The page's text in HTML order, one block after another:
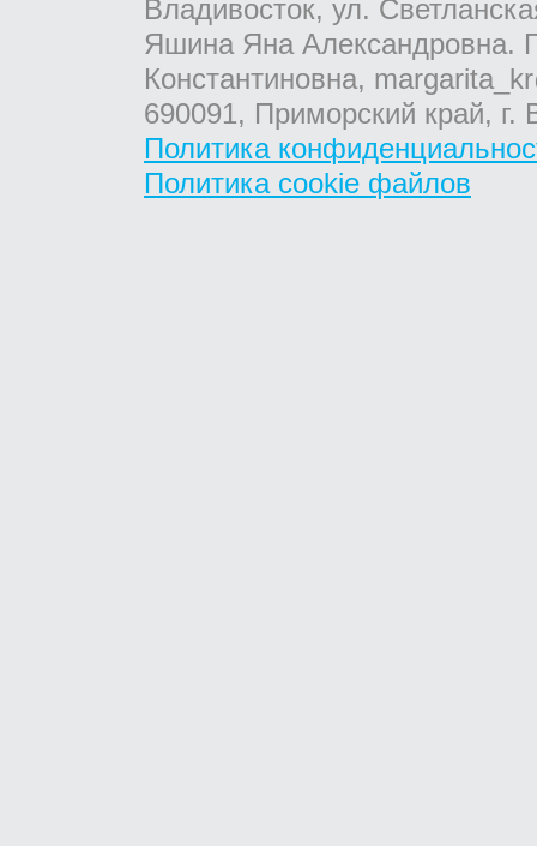
Владивосток, ул.
Яшина Яна Александровна.
Константиновна,
690091, Приморский край,
Политика
Политика cookie файлов